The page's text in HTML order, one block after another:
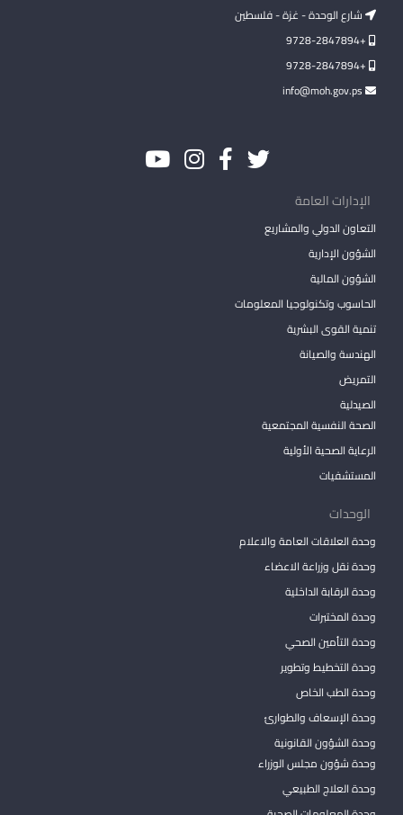
شارع الوحدة - غزة - فلسطين
+9728-2847894
+9728-2847894
الإدارات العامة
التعاون الدولي والمشاريع
الشؤون الإدارية
الشؤون المالية
الحاسوب وتكنولوجيا المعلومات
تنمية القوى البشرية
الهندسة والصيانة
التمريض
الصيدلية
الصحة النفسية المجتمعية
الرعاية الصحية الأولية
المستشفيات
الوحدات
وحدة العلاقات العامة والاعلام
وحدة نقل وزراعة الاعضاء
وحدة الرقابة الداخلية
وحدة المختبرات
وحدة التأمين الصحي
وحدة التخطيط وتطوير
وحدة الطب الخاص
وحدة الإسعاف والطوارئ
وحدة الشؤون القانونية
وحدة شؤون مجلس الوزراء
وحدة العلاج الطبيعي